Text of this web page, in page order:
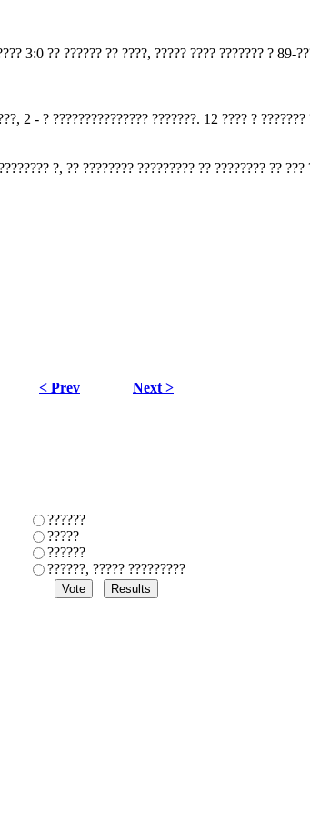
3:0 ?? ?????? ?? ????, ????? ???? ??????? ? 89-
2 - ? ??????????????? ???????. 12 ???? ? ???????
?, ?? ???????? ????????? ?? ???????? ??
< Prev
Next >
??????
?????
??????
??????, ????? ?????????